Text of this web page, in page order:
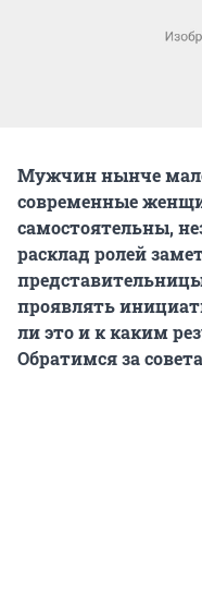
Мужчин нынче
современные
самостоятельны,
расклад ролей
проявлять
ли это и к каким
Обратимся за